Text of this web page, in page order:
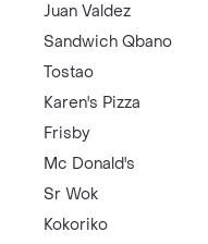
Juan Valdez
Sandwich Qbano
Tostao
Karen's Pizza
Frisby
Mc Donald's
Sr Wok
Kokoriko